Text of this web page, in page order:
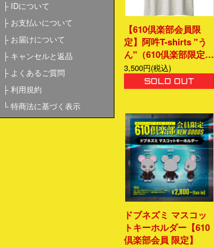
├ IDについて
├ お支払いについて
├ お届けについて
├ キャンセルと返品
├ よくあるご質問
├利用規約
└特商法に基づく表示
【610倶楽部会員限
定】阿吽T-shirts "う
ん"（610倶楽部限定…
3,500円(税込)
SOLD OUT
ドブネズミ マスコッ
トキーホルダー【610
倶楽部会員 限定】